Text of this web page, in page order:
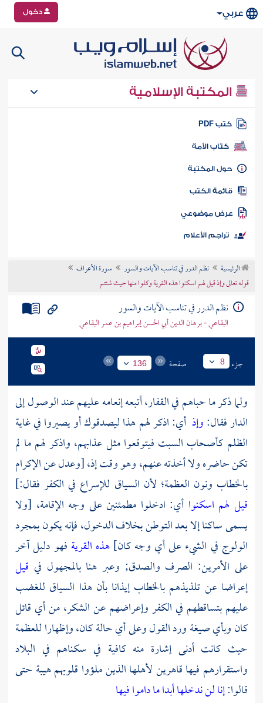
عربي دخول
المكتبة الإسلامية
كتب PDF
كتاب الأمة
المكتبة
الكتب
موضوعي
تراجم الأعلام
الرئيسية نظم الدرر في تناسب الآيات والسور
سورة الأعراف
قوله تعالى وإذ قيل لهم اسكنوا هذه القرية وكلوا منها حيث شئتم
نظم الدرر في تناسب الآيات والسور
البقاعي - برهان الدين أبي الحسن إبراهيم بن عمر البقاعي
جزء 8 صفحة 136
ولما ذكر ما حباهم في القفار، أتبعه إنعامه عليهم عند الوصول إلى
الدار فقال:وإذ أي: اذكر لهم هذا ليصدقوك أو يصيروا في غاية
الظلم كأصحاب السبت فيتوقعوا مثل عذابهم، واذكر لهم ما لم
تكن حاضره ولا أخذته عنهم، وهو وقت إذ، [وعدل عن الإكرام
بالخطاب ونون العظمة؛ لأن السياق للإسراع في الكفر فقال:]
قيل لهم اسكنوا أي: ادخلوا مطمئنين على وجه الإقامة، [ولا
يسمى ساكنا إلا بعد التوطن بخلاف الدخول، فإنه يكون بمجرد
الولوج في الشيء على أي وجه كان]هذه القرية فهو دليل آخر
على الأمرين: الصرف والصدق; وعبر هنا بالمجهول في قيل
إعراضا عن تلذيذهم بالخطاب إيذانا بأن هذا السياق للغضب
عليهم بتساقطهم في الكفر وإعراضهم عن الشكر، من أي قائل
كان وبأي صيغة ورد القول وعلى أي حالة كان، وإظهارا للعظمة
حيث كانت أدنى إشارة منه كافية في سكناهم في البلاد
واستقرارهم فيها قاهرين لأهلها الذين ملؤوا قلوبهم هيبة حتى
قالوا:إنا لن ندخلها أبدا ما داموا فيها